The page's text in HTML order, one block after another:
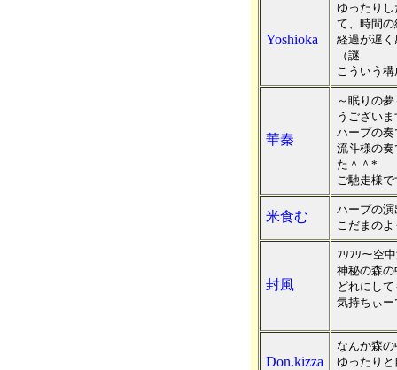
Yoshioka
ゆったり
て、時間
経過が遅
（謎
こういう
華秦
～眠りの
うござい
ハープの
流斗様の
た＾＾*
ご馳走様
米食む
ハープの
こだまの
封風
ﾌﾜﾌﾜ～空
神秘の森の
どれにし
気持ちぃ
Don.kizza
なんか森
ゆったり